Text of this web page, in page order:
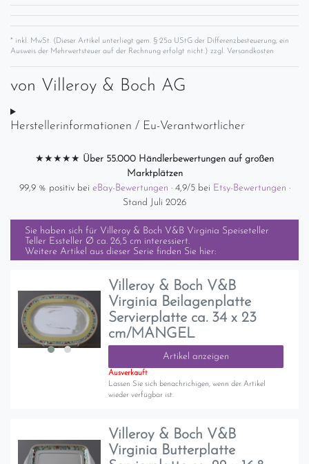
* inkl. MwSt. (Dieser Artikel unterliegt gem. § 25a UStG der Differenzbesteuerung, ein
Ausweis der Mehrwertsteuer auf der Rechnung erfolgt nicht.) zzgl. Versandkosten
von Villeroy & Boch AG
Herstellerinformationen / Eu-Verantwortlicher
★★★★★ Über 55.000 Händlerbewertungen auf großen
Marktplätzen
99,9 % positiv bei eBay-Bewertungen · 4,9/5 bei Etsy-Bewertungen ·
Stand Juli 2026
Sie haben sich für Villeroy & Boch V&B Virginia Speiseteller
Teller Essteller Ø ca. 26,5 cm interessiert.
Weitere Artikel aus dieser Serie finden Sie hier:
Villeroy & Boch V&B
Virginia Beilagenplatte
Servierplatte ca. 34 x 23
cm/MANGEL
Artikel anzeigen
Ausverkauft
Lassen Sie sich benachrichigen, wenn der Artikel
wieder verfügbar ist.
Villeroy & Boch V&B
Virginia Butterplatte